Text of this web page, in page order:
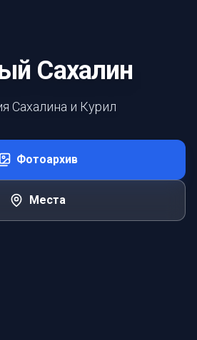
Сахалин
Сахалина и Курил
Фотоархив
Места